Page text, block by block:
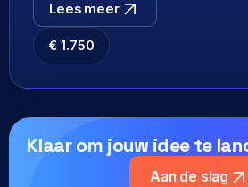
Lees meer
€ 1.750
Klaar om jouw idee te
Aan de slag